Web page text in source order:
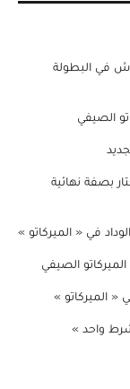
في البطولة
الصيفي
بصفة نهائية
في « الميركاتو »
الصيفي
« الميركاتو »
واحد »